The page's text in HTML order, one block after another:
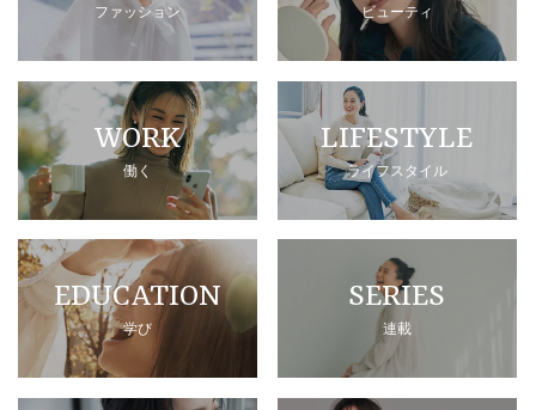
ファッション ビューティ
WORK
働く
LIFESTYLE
ライフスタイル
EDUCATION
学び
SERIES
連載